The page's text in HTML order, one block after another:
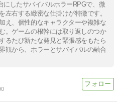
にしたサバイバルホラーRPGで、微
左右する緻密な仕掛けが特徴です。
え、個性的なキャラクターや複雑な
。ゲームの根幹には取り返しのつか
るたび新たな発見と緊張感をもたら
観から、ホラーとサバイバルの融合